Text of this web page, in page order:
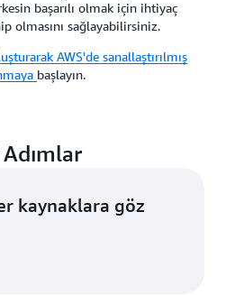
başarılı olmak için ihtiyaç
olmasını sağlayabilirsiniz.
AWS'de sanallaştırılmış
başlayın.
kaynaklara göz